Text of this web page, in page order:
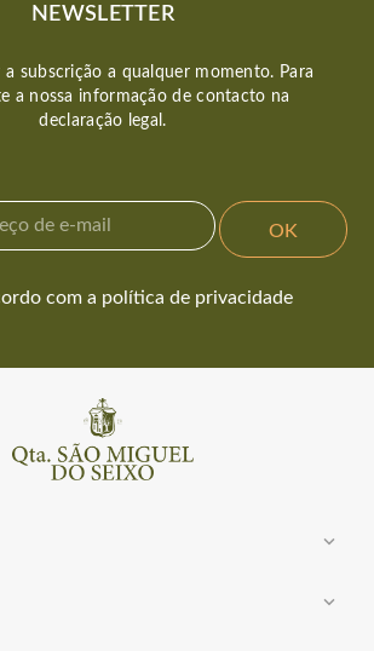
NEWSLETTER
a subscrição a qualquer momento. Para
a nossa informação de contacto na
declaração legal.
com a política de privacidade

